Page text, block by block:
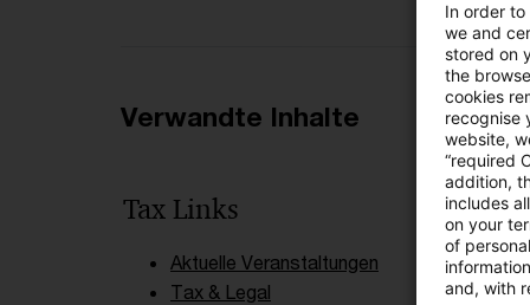
Verwandte Inhalte
Tax Links
Aktuelle Veranstaltungen
Tax & Legal
In order
we and
stored on
the
cookies
recognise
website,
“required
addition,
includes
on your
of
and, with